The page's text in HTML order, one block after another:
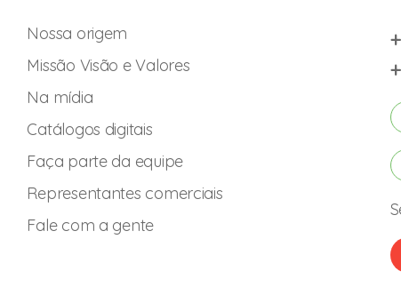
Nossa origem
Missão Visão e Valores
Na mídia
Catálogos digitais
Faça parte da equipe
Representantes comerciais
Fale com a gente